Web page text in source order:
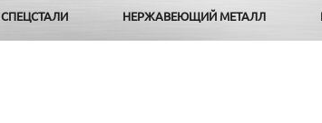
СПЕЦСТАЛИ НЕРЖАВЕЮЩИЙ МЕТАЛЛ